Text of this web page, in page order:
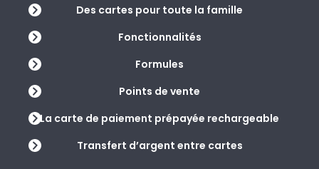
Des cartes pour toute la famille
Fonctionnalités
Formules
Points de vente
La carte de paiement prépayée rechargeable
Transfert d’argent entre cartes